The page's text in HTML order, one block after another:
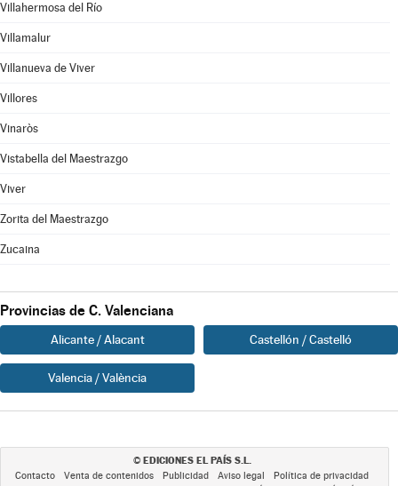
Villahermosa del Río
Villamalur
Villanueva de Viver
Villores
Vinaròs
Vistabella del Maestrazgo
Viver
Zorita del Maestrazgo
Zucaina
Provincias de C. Valenciana
Alicante / Alacant Castellón / Castelló
Valencia / València
© EDICIONES EL PAÍS S.L.
Contacto Venta de contenidos Publicidad Aviso legal
Política de privacidad